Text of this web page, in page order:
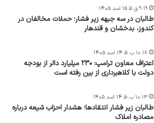
طالبان در سه جبهه زیر فشار؛ حملات مخالفان در
کندوز، بدخشان و قندهار
۹:۱۹ ق.ظ ۱۵ اسد ۱۴۰۵
اعتراف معاون ترامپ: ۲۳۰ میلیارد دالر از بودجه
دولت با کلاهبرداری از بین رفته است
۱۰:۱۸ ب.ظ ۱۴ اسد ۱۴۰۵
طالبان زیر فشار انتقادها؛ هشدار احزاب شیعه درباره
مصادره‌ املاک
۱۰:۱۳ ب.ظ ۱۴ اسد ۱۴۰۵